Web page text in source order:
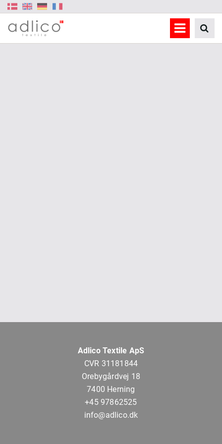
Adlico Textile ApS
CVR 31181844
Orebygårdvej 18
7400 Herning
+45 97862525
info@adlico.dk